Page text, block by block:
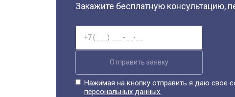
Закажите бесплатную консультацию,
Отправить заявку
Нажимая на кнопку отправить я даю свое
персональных данных.